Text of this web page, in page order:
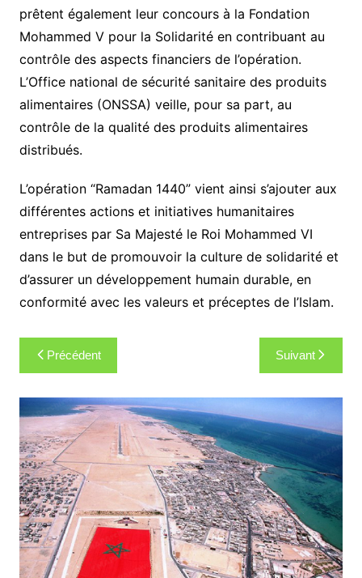
prêtent également leur concours à la Fondation
Mohammed V pour la Solidarité en contribuant au
contrôle des aspects financiers de l’opération.
L’Office national de sécurité sanitaire des produits
alimentaires (ONSSA) veille, pour sa part, au
contrôle de la qualité des produits alimentaires
distribués.
L’opération “Ramadan 1440” vient ainsi s’ajouter aux
différentes actions et initiatives humanitaires
entreprises par Sa Majesté le Roi Mohammed VI
dans le but de promouvoir la culture de solidarité et
d’assurer un développement humain durable, en
conformité avec les valeurs et préceptes de l’Islam.
Navigation
de
l’article
Précédent Suivant